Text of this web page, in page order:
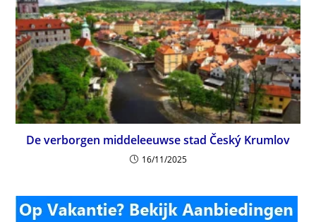
De verborgen middeleeuwse stad Český Krumlov
16/11/2025